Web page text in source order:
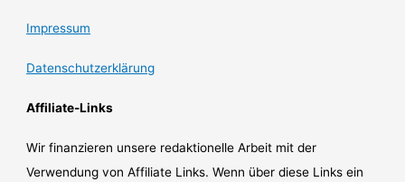
Impressum
Datenschutzerklärung
Affiliate-Links
Wir finanzieren unsere redaktionelle Arbeit mit der
Verwendung von Affiliate Links. Wenn über diese Links ein